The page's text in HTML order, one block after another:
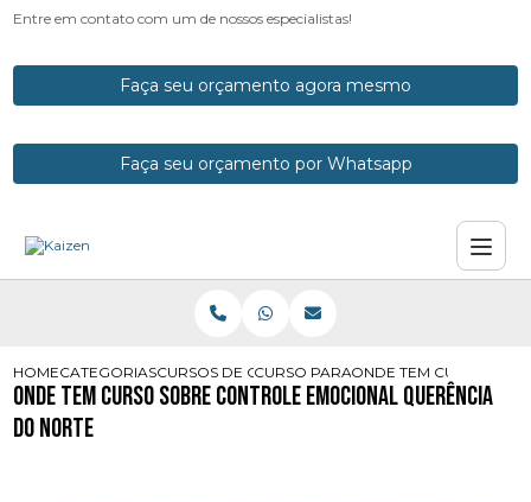
Entre em contato com um de nossos especialistas!
Faça seu orçamento agora mesmo
Faça seu orçamento por Whatsapp
HOMECATEGORIASCURSOS DE CONTROLE EMOCIONAL
CURSO PARA CONTROLE
ONDE TEM CURSO
Onde Tem Curso sobre Controle Emocional Querência
do Norte